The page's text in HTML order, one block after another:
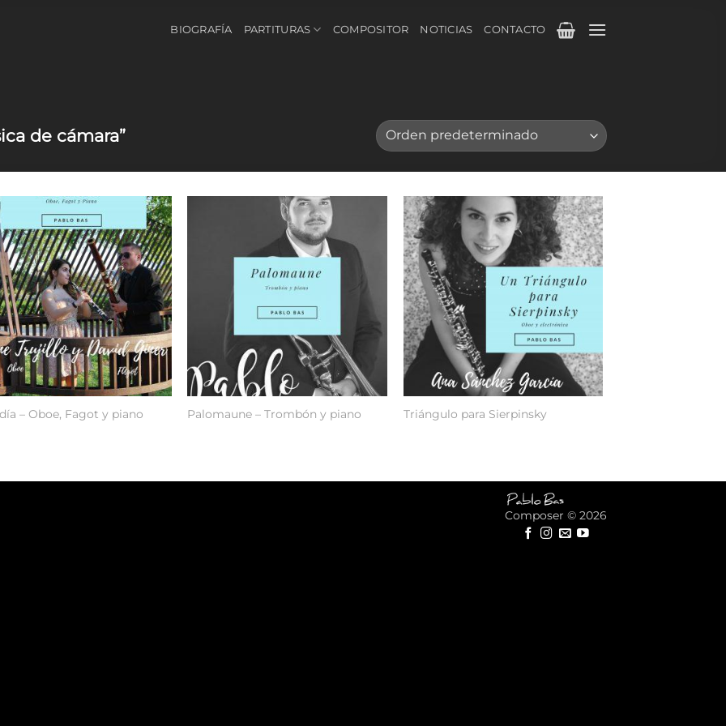
BIOGRAFÍA PARTITURAS COMPOSITOR NOTICIAS CONTACTO
de cámara”
Añadir
a la
lista de
deseos
– Oboe, Fagot y piano
Añadir
a la
lista de
Palomaune – Trombón y piano
Añadir
a la
lista de
deseos
Triángulo para Sierpinsky
Composer © 2026